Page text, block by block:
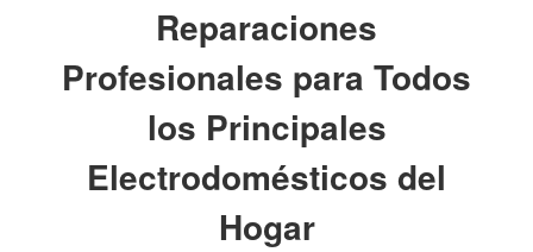
Reparaciones
Profesionales para Todos
los Principales
Electrodomésticos del
Hogar